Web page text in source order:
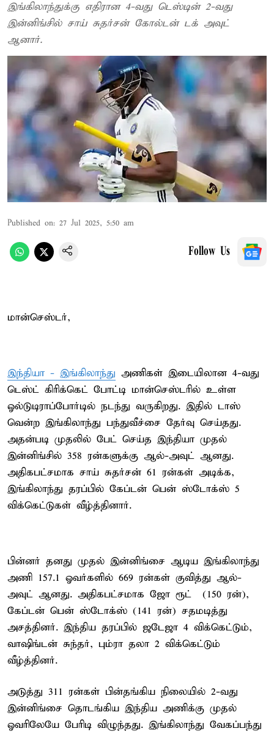
இங்கிலாந்துக்கு எதிரான 4-வது டெஸ்டின் 2-வது
இன்னிங்சில் சாய் சுதர்சன் கோல்டன் டக் அவுட்
ஆனார்.
Published on: 27 Jul 2025, 5:50 am
Follow Us
மான்செஸ்டர்,
இந்தியா - இங்கிலாந்து அணிகள் இடையிலான 4-வது
டெஸ்ட் கிரிக்கெட் போட்டி மான்செஸ்டரில் உள்ள
ஓல்டுடிராப்போர்டில் நடந்து வருகிறது. இதில் டாஸ்
வென்ற இங்கிலாந்து பந்துவீச்சை தேர்வு செய்தது.
அதன்படி முதலில் பேட் செய்த இந்தியா முதல்
இன்னிங்சில் 358 ரன்களுக்கு ஆல்-அவுட் ஆனது.
அதிகபட்சமாக சாய் சுதர்சன் 61 ரன்கள் அடிக்க,
இங்கிலாந்து தரப்பில் கேப்டன் பென் ஸ்டோக்ஸ் 5
விக்கெட்டுகள் வீழ்த்தினார்.
பின்னர் தனது முதல் இன்னிங்சை ஆடிய இங்கிலாந்து
அணி 157.1 ஓவர்களில் 669 ரன்கள் குவித்து ஆல்-
அவுட் ஆனது. அதிகபட்சமாக ஜோ ரூட் (150 ரன்),
கேப்டன் பென் ஸ்டோக்ஸ் (141 ரன்) சதமடித்து
அசத்தினர். இந்திய தரப்பில் ஜடேஜா 4 விக்கெட்டும்,
வாஷிங்டன் சுந்தர், பும்ரா தலா 2 விக்கெட்டும்
வீழ்த்தினர்.
அடுத்து 311 ரன்கள் பின்தங்கிய நிலையில் 2-வது
இன்னிங்சை தொடங்கிய இந்திய அணிக்கு முதல்
ஓவரிலேயே பேரிடி விழுந்தது. இங்கிலாந்து வேகப்பந்து